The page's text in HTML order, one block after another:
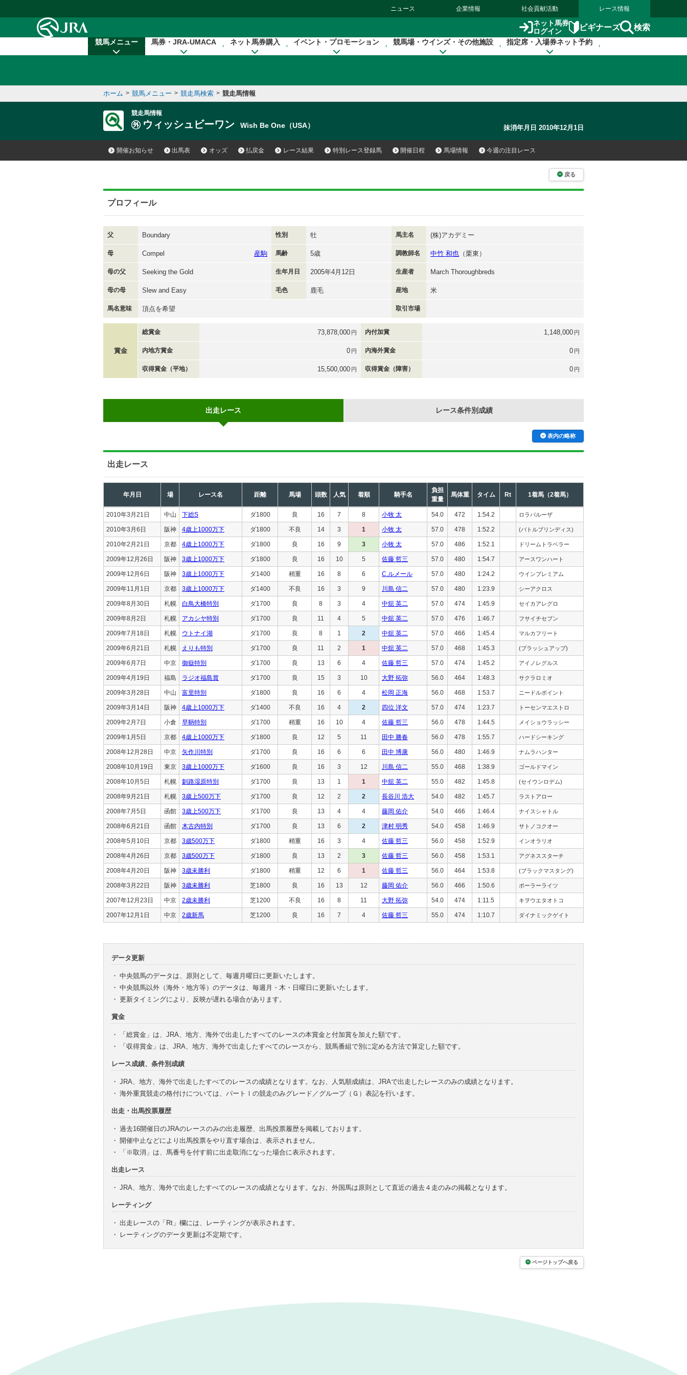
ニュース 企業情報 社会貢献活動 レース情報
ネット馬券
ログイン
ビギナーズ 検索
競馬メニュー 馬券・JRA-UMACA ネット馬券購入 イベント・プロモーション 競馬場・ウインズ・その他施設 指定席・入場券ネット予約
ホーム > 競馬メニュー > 競走馬検索 > 競走馬情報
競走馬情報
ウィッシュビーワン Wish Be One（USA） 抹消年月日 2010年12月1日
開催お知らせ 出馬表 オッズ 払戻金 レース結果 特別レース登録馬 開催日程 馬場情報 今週の注目レース
戻る
プロフィール
父 Boundary 性別 牡 馬主名 (株)アカデミー
母 Compel 産駒 馬齢 5歳 調教師名 中竹 和也 （栗東）
母の父 Seeking the Gold 生年月日 2005年4月12日 生産者 March Thoroughbreds
母の母 Slew and Easy 毛色 鹿毛 産地 米
馬名意味 頂点を希望 取引市場
賞金
総賞金 73,878,000 円 内付加賞 1,148,000 円
内地方賞金 0 円 内海外賞金 0 円
収得賞金（平地） 15,500,000 円 収得賞金（障害） 0 円
出走レース レース条件別成績
表内の略称
出走レース
年月日 場 レース名 距離 馬場 頭数 人気 着順 騎手名
負担
重量
馬体重 タイム Rt 1着馬（2着馬）
2010年3月21日 中山 下総S ダ1800 良 16 7 8 小牧 太 54.0 472 1:54.2 ロラパルーザ
2010年3月6日 阪神 4歳上1000万下 ダ1800 不良 14 3 1 小牧 太 57.0 478 1:52.2 (バトルブリンディス)
2010年2月21日 京都 4歳上1000万下 ダ1800 良 16 9 3 小牧 太 57.0 486 1:52.1 ドリームトラベラー
2009年12月26日 阪神 3歳上1000万下 ダ1800 良 16 10 5 佐藤 哲三 57.0 480 1:54.7 アースワンハート
2009年12月6日 阪神 3歳上1000万下 ダ1400 稍重 16 8 6 C.ルメール 57.0 480 1:24.2 ウインプレミアム
2009年11月1日 京都 3歳上1000万下 ダ1400 不良 16 3 9 川島 信二 57.0 480 1:23.9 シーアクロス
2009年8月30日 札幌 白鳥大橋特別 ダ1700 良 8 3 4 中舘 英二 57.0 474 1:45.9 セイカアレグロ
2009年8月2日 札幌 アカシヤ特別 ダ1700 良 11 4 5 中舘 英二 57.0 476 1:46.7 フサイチセブン
2009年7月18日 札幌 ウトナイ湖 ダ1700 良 8 1 2 中舘 英二 57.0 466 1:45.4 マルカフリート
2009年6月21日 札幌 えりも特別 ダ1700 良 11 2 1 中舘 英二 57.0 468 1:45.3 (ブラッシュアップ)
2009年6月7日 中京 御嶽特別 ダ1700 良 13 6 4 佐藤 哲三 57.0 474 1:45.2 アイノレグルス
2009年4月19日 福島 ラジオ福島賞 ダ1700 良 15 3 10 大野 拓弥 56.0 464 1:48.3 サクラロミオ
2009年3月28日 中山 富里特別 ダ1800 良 16 6 4 松岡 正海 56.0 468 1:53.7 ニードルポイント
2009年3月14日 阪神 4歳上1000万下 ダ1400 不良 16 4 2 四位 洋文 57.0 474 1:23.7 トーセンマエストロ
2009年2月7日 小倉 早鞆特別 ダ1700 稍重 16 10 4 佐藤 哲三 56.0 478 1:44.5 メイショウラッシー
2009年1月5日 京都 4歳上1000万下 ダ1800 良 12 5 11 田中 勝春 56.0 478 1:55.7 ハードシーキング
2008年12月28日 中京 矢作川特別 ダ1700 良 16 6 6 田中 博康 56.0 480 1:46.9 ナムラハンター
2008年10月19日 東京 3歳上1000万下 ダ1600 良 16 3 12 川島 信二 55.0 468 1:38.9 ゴールドマイン
2008年10月5日 札幌 釧路湿原特別 ダ1700 良 13 1 1 中舘 英二 55.0 482 1:45.8 (セイウンロデム)
2008年9月21日 札幌 3歳上500万下 ダ1700 良 12 2 2 長谷川 浩大 54.0 482 1:45.7 ラストアロー
2008年7月5日 函館 3歳上500万下 ダ1700 良 13 4 4 藤岡 佑介 54.0 466 1:46.4 ナイスシャトル
2008年6月21日 函館 木古内特別 ダ1700 良 13 6 2 津村 明秀 54.0 458 1:46.9 サトノコクオー
2008年5月10日 京都 3歳500万下 ダ1800 稍重 16 3 4 佐藤 哲三 56.0 458 1:52.9 インオラリオ
2008年4月26日 京都 3歳500万下 ダ1800 良 13 2 3 佐藤 哲三 56.0 458 1:53.1 アグネススターチ
2008年4月20日 阪神 3歳未勝利 ダ1800 稍重 12 6 1 佐藤 哲三 56.0 464 1:53.8 (ブラックマスタング)
2008年3月22日 阪神 3歳未勝利 芝1800 良 16 13 12 藤岡 佑介 56.0 466 1:50.6 ポーラーライツ
2007年12月23日 中京 2歳未勝利 芝1200 不良 16 8 11 大野 拓弥 54.0 474 1:11.5 キヲウエタオトコ
2007年12月1日 中京 2歳新馬 芝1200 良 16 7 4 佐藤 哲三 55.0 474 1:10.7 ダイナミックゲイト
データ更新
・ 中央競馬のデータは、原則として、毎週月曜日に更新いたします。
・ 中央競馬以外（海外・地方等）のデータは、毎週月・木・日曜日に更新いたします。
・ 更新タイミングにより、反映が遅れる場合があります。
賞金
・
「総賞金」は、JRA、地方、海外で出走したすべてのレースの本賞金と付加賞を加えた額です。
・
「収得賞金」は、JRA、地方、海外で出走したすべてのレースから、競馬番組で別に定める方法で算定した額です。
レース成績、条件別成績
・ JRA、地方、海外で出走したすべてのレースの成績となります。なお、人気順成績は、JRAで出走したレースのみの成績となります。
・ 海外重賞競走の格付けについては、パートⅠの競走のみグレード／グループ（Ｇ）表記を行います。
出走・出馬投票履歴
・ 過去16開催日のJRAのレースのみの出走履歴、出馬投票履歴を掲載しております。
・ 開催中止などにより出馬投票をやり直す場合は、表示されません。
・
「※取消」は、馬番号を付す前に出走取消になった場合に表示されます。
出走レース
・ JRA、地方、海外で出走したすべてのレースの成績となります。なお、外国馬は原則として直近の過去４走のみの掲載となります。
レーティング
・ 出走レースの「Rt」欄には、レーティングが表示されます。
・
レーティングのデータ更新は不定期です。
ページトップへ戻る